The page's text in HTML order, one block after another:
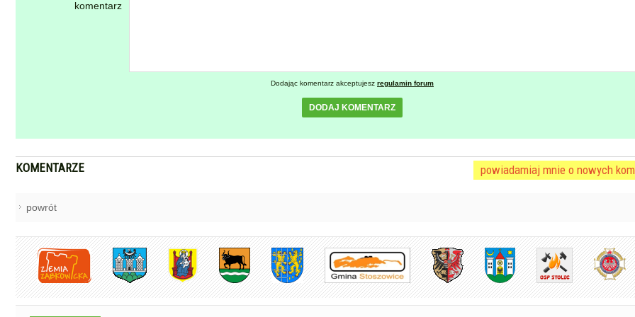
komentarz
Dodając komentarz akceptujesz regulamin forum
DODAJ KOMENTARZ
KOMENTARZE powiadamiaj mnie o nowych
powrót